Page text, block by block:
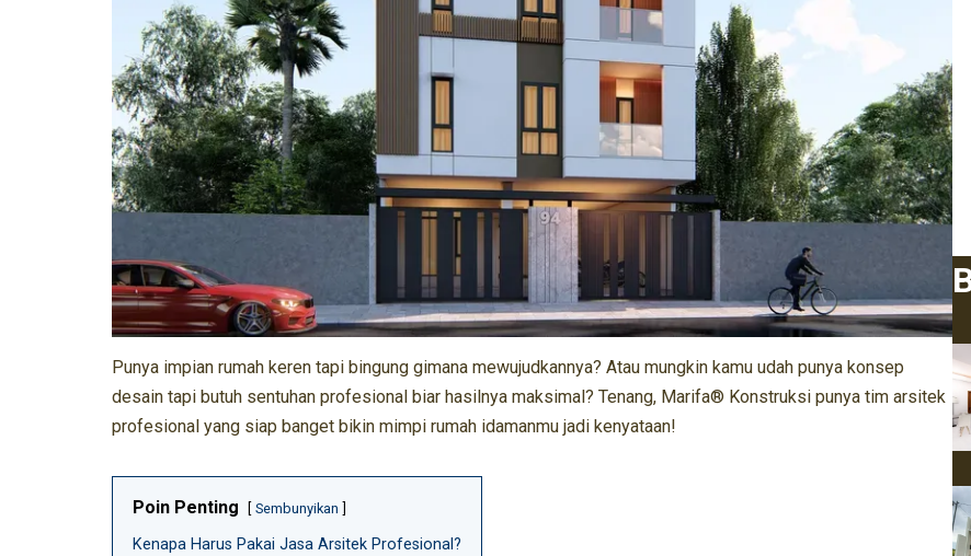
Punya impian rumah keren tapi bingung gimana mewujudkannya? Atau mungkin kamu udah punya konsep
desain tapi butuh sentuhan profesional biar hasilnya maksimal? Tenang, Marifa® Konstruksi punya tim arsitek
profesional yang siap banget bikin mimpi rumah idamanmu jadi kenyataan!
Poin Penting Sembunyikan
Kenapa Harus Pakai Jasa Arsitek Profesional?